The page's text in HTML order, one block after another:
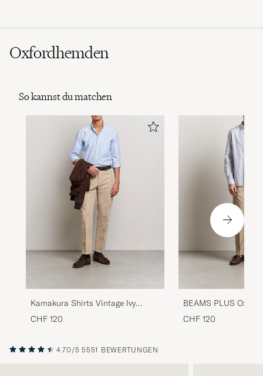
Oxfordhemden
So kannst du matchen
Kamakura Shirts Vintage Ivy
Oxford Button Down Shirt Light
Blue
CHF 120
BEAMS PLUS
Down Shirt Blue
CHF 120
4.70/5 5551 BEWERTUNGEN